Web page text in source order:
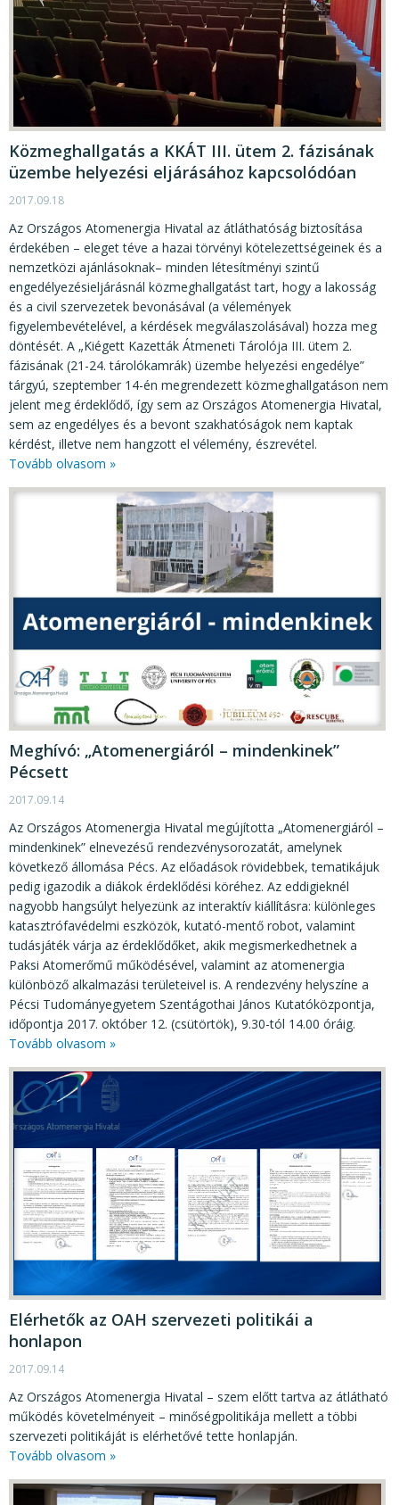
Közmeghallgatás a KKÁT III. ütem 2. fázisának
üzembe helyezési eljárásához kapcsolódóan
2017.09.18
Az Országos Atomenergia Hivatal az átláthatóság biztosítása
érdekében – eleget téve a hazai törvényi kötelezettségeinek és a
nemzetközi ajánlásoknak– minden létesítményi szintű
engedélyezésieljárásnál közmeghallgatást tart, hogy a lakosság
és a civil szervezetek bevonásával (a vélemények
figyelembevételével, a kérdések megválaszolásával) hozza meg
döntését. A „Kiégett Kazetták Átmeneti Tárolója III. ütem 2.
fázisának (21-24. tárolókamrák) üzembe helyezési engedélye”
tárgyú, szeptember 14-én megrendezett közmeghallgatáson nem
jelent meg érdeklődő, így sem az Országos Atomenergia Hivatal,
sem az engedélyes és a bevont szakhatóságok nem kaptak
kérdést, illetve nem hangzott el vélemény, észrevétel.
Tovább olvasom »
Meghívó: „Atomenergiáról – mindenkinek”
Pécsett
2017.09.14
Az Országos Atomenergia Hivatal megújította „Atomenergiáról –
mindenkinek” elnevezésű rendezvénysorozatát, amelynek
következő állomása Pécs. Az előadások rövidebbek, tematikájuk
pedig igazodik a diákok érdeklődési köréhez. Az eddigieknél
nagyobb hangsúlyt helyezünk az interaktív kiállításra: különleges
katasztrófavédelmi eszközök, kutató-mentő robot, valamint
tudásjáték várja az érdeklődőket, akik megismerkedhetnek a
Paksi Atomerőmű működésével, valamint az atomenergia
különböző alkalmazási területeivel is. A rendezvény helyszíne a
Pécsi Tudományegyetem Szentágothai János Kutatóközpontja,
időpontja 2017. október 12. (csütörtök), 9.30-tól 14.00 óráig.
Tovább olvasom »
Elérhetők az OAH szervezeti politikái a
honlapon
2017.09.14
Az Országos Atomenergia Hivatal – szem előtt tartva az átlátható
működés követelményeit – minőségpolitikája mellett a többi
szervezeti politikáját is elérhetővé tette honlapján.
Tovább olvasom »